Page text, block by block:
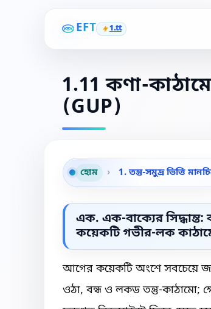
EFT 1.tt
1.11 কণা-
(GUP)
হোম › 1. তন্তু-সমুদ্র ভিত্তি
এক. এক-বাক্যের সিদ্ধান্ত:
কয়েকটি গভীর-লক
আগের কয়েকটি অংশে সবচেয়ে
ওঠা, বন্ধ ও লকড তন্তু-কাঠামো;